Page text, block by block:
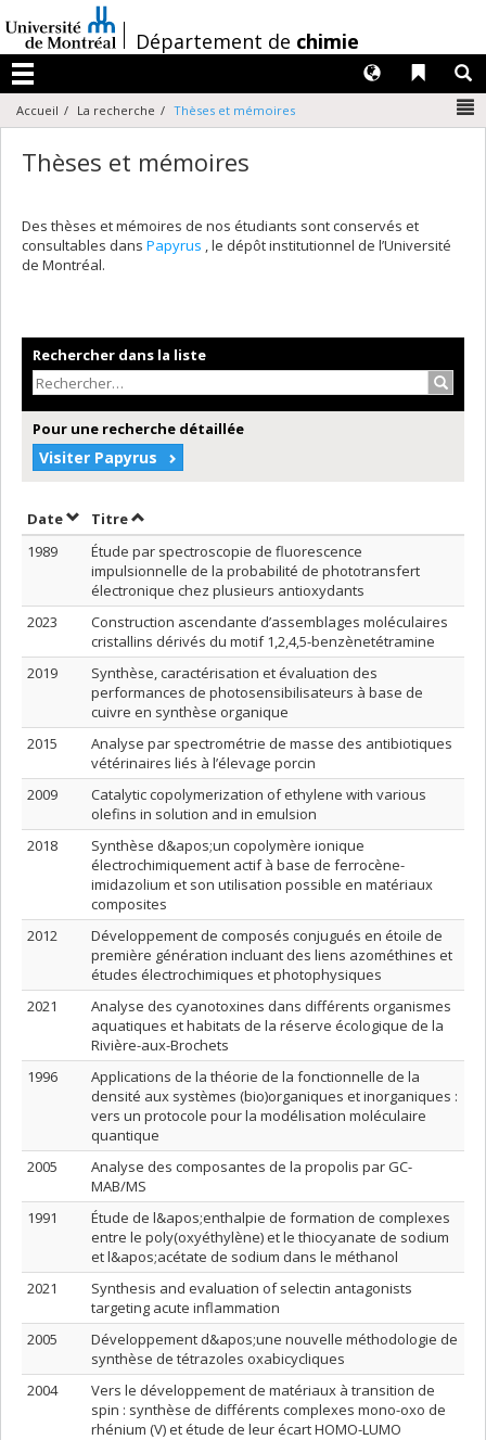
au
contenu
/Département de chimie
Menu
Liens
Langues
Accueil La recherche Thèses et mémoires
Thèses et mémoires
Des thèses et mémoires de nos étudiants sont conservés et
consultables dans Papyrus , le dépôt institutionnel de l’Université
de Montréal.
Rechercher dans la liste
Pour une recherche détaillée
Visiter Papyrus
DateTrier par date en ordre décroissant
TitreTrier par titre en ordre décroissant
1989
Étude par spectroscopie de fluorescence
impulsionnelle de la probabilité de phototransfert
électronique chez plusieurs antioxydants
2023
Construction ascendante d’assemblages moléculaires
cristallins dérivés du motif 1,2,4,5-benzènetétramine
2019
Synthèse, caractérisation et évaluation des
performances de photosensibilisateurs à base de
cuivre en synthèse organique
2015
Analyse par spectrométrie de masse des antibiotiques
vétérinaires liés à l’élevage porcin
2009
Catalytic copolymerization of ethylene with various
olefins in solution and in emulsion
2018
Synthèse d&apos;un copolymère ionique
électrochimiquement actif à base de ferrocène-
imidazolium et son utilisation possible en matériaux
composites
2012
Développement de composés conjugués en étoile de
première génération incluant des liens azométhines et
études électrochimiques et photophysiques
2021
Analyse des cyanotoxines dans différents organismes
aquatiques et habitats de la réserve écologique de la
Rivière-aux-Brochets
1996
Applications de la théorie de la fonctionnelle de la
densité aux systèmes (bio)organiques et inorganiques :
vers un protocole pour la modélisation moléculaire
quantique
2005
Analyse des composantes de la propolis par GC-
MAB/MS
1991
Étude de l&apos;enthalpie de formation de complexes
entre le poly(oxyéthylène) et le thiocyanate de sodium
et l&apos;acétate de sodium dans le méthanol
2021
Synthesis and evaluation of selectin antagonists
targeting acute inflammation
2005
Développement d&apos;une nouvelle méthodologie de
synthèse de tétrazoles oxabicycliques
2004
Vers le développement de matériaux à transition de
spin : synthèse de différents complexes mono-oxo de
rhénium (V) et étude de leur écart HOMO-LUMO